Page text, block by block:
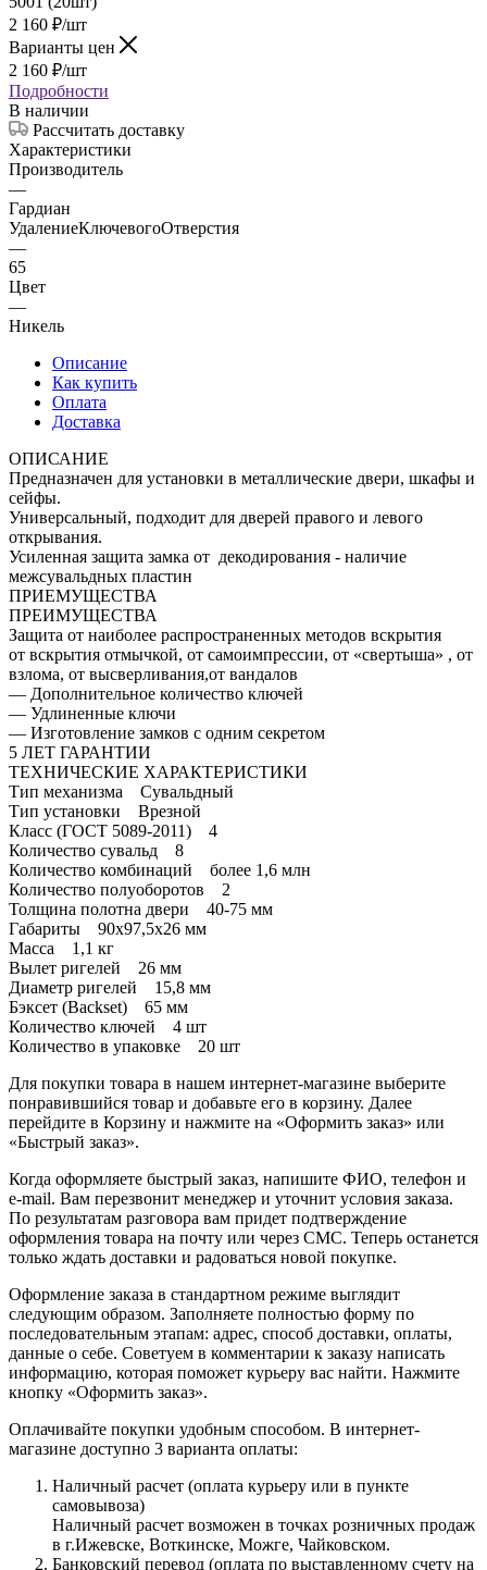
2 160 ₽/шт
Варианты цен
2 160 ₽/шт
Подробности
В наличии
Рассчитать доставку
Характеристики
Производитель
—
Гардиан
УдалениеКлючевогоОтверстия
—
65
Цвет
—
Никель
Описание
Как купить
Оплата
Доставка
ОПИСАНИЕ
Предназначен для установки в металлические двери, шкафы и
сейфы.
Универсальный, подходит для дверей правого и левого
открывания.
Усиленная защита замка от декодирования - наличие
межсувальдных пластин
ПРИЕМУЩЕСТВА
ПРЕИМУЩЕСТВА
Защита от наиболее распространенных методов вскрытия
от вскрытия отмычкой, от самоимпрессии, от «свертыша» , от
взлома, от высверливания,от вандалов
— Дополнительное количество ключей
— Удлиненные ключи
— Изготовление замков с одним секретом
5 ЛЕТ ГАРАНТИИ
ТЕХНИЧЕСКИЕ ХАРАКТЕРИСТИКИ
Тип механизма Сувальдный
Тип установки Врезной
Класс (ГОСТ 5089-2011) 4
Количество сувальд 8
Количество комбинаций более 1,6 млн
Количество полуоборотов 2
Толщина полотна двери 40-75 мм
Габариты 90х97,5х26 мм
Масса 1,1 кг
Вылет ригелей 26 мм
Диаметр ригелей 15,8 мм
Бэксет (Backset) 65 мм
Количество ключей 4 шт
Количество в упаковке 20 шт
Для покупки товара в нашем интернет-магазине выберите
понравившийся товар и добавьте его в корзину. Далее
перейдите в Корзину и нажмите на «Оформить заказ» или
«Быстрый заказ».
Когда оформляете быстрый заказ, напишите ФИО, телефон и
e-mail. Вам перезвонит менеджер и уточнит условия заказа.
По результатам разговора вам придет подтверждение
оформления товара на почту или через СМС. Теперь останется
только ждать доставки и радоваться новой покупке.
Оформление заказа в стандартном режиме выглядит
следующим образом. Заполняете полностью форму по
последовательным этапам: адрес, способ доставки, оплаты,
данные о себе. Советуем в комментарии к заказу написать
информацию, которая поможет курьеру вас найти. Нажмите
кнопку «Оформить заказ».
Оплачивайте покупки удобным способом. В интернет-
магазине доступно 3 варианта оплаты:
Наличный расчет (оплата курьеру или в пункте
самовывоза)
Наличный расчет возможен в точках розничных продаж
в г.Ижевске, Воткинске, Можге, Чайковском.
Банковский перевод (оплата по выставленному счету на